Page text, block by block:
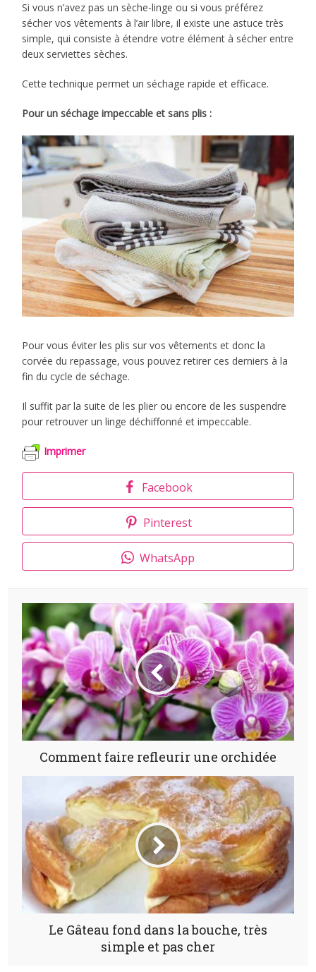
Si vous n’avez pas un sèche-linge ou si vous préférez
sécher vos vêtements à l’air libre, il existe une astuce très
simple, qui consiste à étendre votre élément à sécher entre
deux serviettes sèches.
Cette technique permet un séchage rapide et efficace.
Pour un séchage impeccable et sans plis :
Pour vous éviter les plis sur vos vêtements et donc la
corvée du repassage, vous pouvez retirer ces derniers à la
fin du cycle de séchage.
Il suffit par la suite de les plier ou encore de les suspendre
pour retrouver un linge déchiffonné et impeccable.
Imprimer
Facebook
Pinterest
WhatsApp
Comment faire refleurir une orchidée
Le Gâteau fond dans la bouche, très
simple et pas cher